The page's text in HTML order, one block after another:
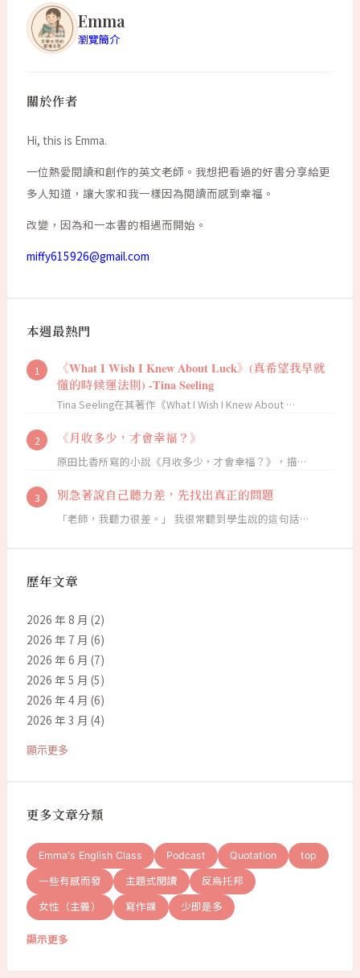
Emma
瀏覽簡介
關於作者
Hi, this is Emma.
一位熱愛閱讀和創作的英文老師。我想把看過的好書分享給更
多人知道，讓大家和我一樣因為閱讀而感到幸福。
改變，因為和一本書的相遇而開始。
miffy615926@gmail.com
本週最熱門
《What I Wish I Knew About Luck》(真希望我早就
懂的時候運法則) -Tina Seeling
Tina Seeling在其著作《What I Wish I Knew About …
《月收多少，才會幸福？》
原田比香所寫的小說《月收多少，才會幸福？》，描…
別急著說自己聽力差，先找出真正的問題
「老師，我聽力很差。」 我很常聽到學生說的這句話…
歷年文章
2026 年 8 月 (2)
2026 年 7 月 (6)
2026 年 6 月 (7)
2026 年 5 月 (5)
2026 年 4 月 (6)
2026 年 3 月 (4)
顯示更多
更多文章分類
Emma's English Class Podcast Quotation top
一些有感而發 主題式閱讀 反烏托邦
女性（主義） 寫作課 少即是多
顯示更多